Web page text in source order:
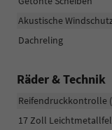
Akustische
Dachreling
Räder & Technik
Reifendruckkontrolle
17 Zoll